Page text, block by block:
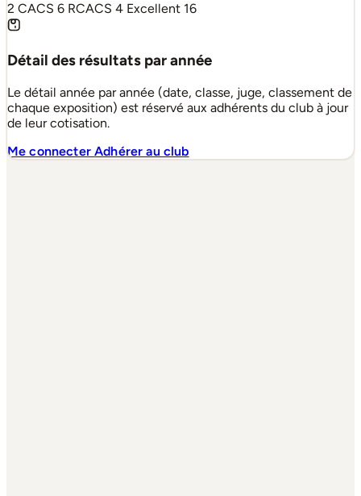
2 CACS 6 RCACS 4 Excellent 16
Détail des résultats par année
Le détail année par année (date, classe, juge, classement de
chaque exposition) est réservé aux adhérents du club à jour
de leur cotisation.
Me connecterAdhérer au club